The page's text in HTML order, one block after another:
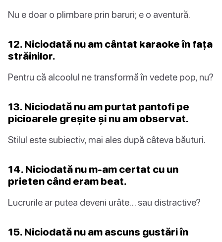
Nu e doar o plimbare prin baruri; e o aventură.
12. Niciodată nu am cântat karaoke în fața
străinilor.
Pentru că alcoolul ne transformă în vedete pop, nu?
13. Niciodată nu am purtat pantofi pe
picioarele greșite și nu am observat.
Stilul este subiectiv, mai ales după câteva băuturi.
14. Niciodată nu m-am certat cu un
prieten când eram beat.
Lucrurile ar putea deveni urâte… sau distractive?
15. Niciodată nu am ascuns gustări în